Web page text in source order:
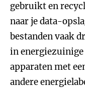
gebruikt en
naar je data-
bestanden vaak
in
apparaten met
andere